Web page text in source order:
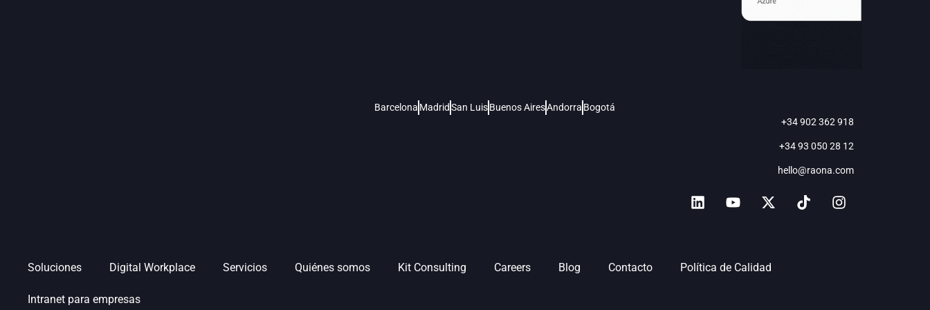
Barcelona MadridSan Luis Buenos AiresAndorra Bogotá
+34 902 362 918
+34 93 050 28 12
hello@raona.com
Soluciones Digital Workplace Servicios Quiénes somos Kit Consulting Careers Blog Contacto Política de Calidad
Intranet para empresas